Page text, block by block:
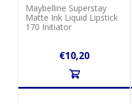
Maybelline Superstay
Matte Ink Liquid Lipstick
170 Initiator
€10,20